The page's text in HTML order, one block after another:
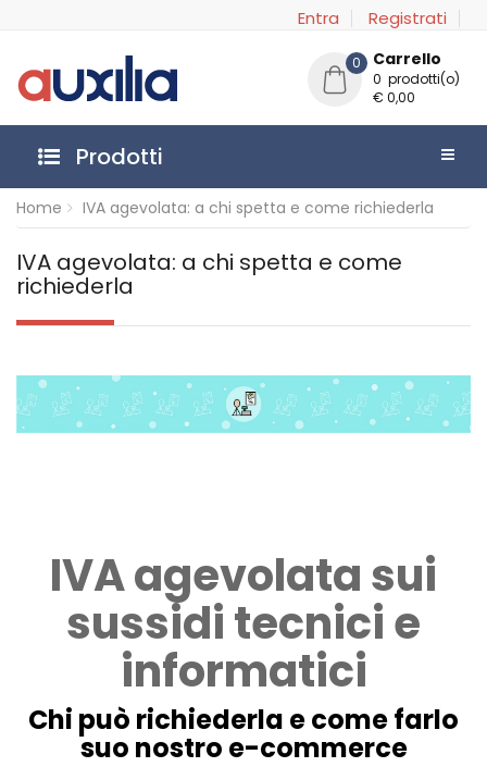
Entra Registrati
0 Carrello
0 prodotti(o)
€ 0,00
Prodotti
Home IVA agevolata: a chi spetta e come richiederla
IVA agevolata: a chi spetta e come
richiederla
IVA agevolata sui
sussidi tecnici e
informatici
Chi può richiederla e come farlo
suo nostro e-commerce